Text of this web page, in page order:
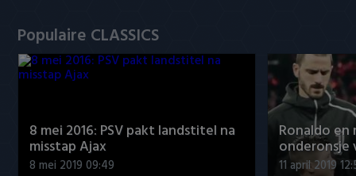
Populaire CLASSICS
8 mei 2016: PSV pakt landstitel na
misstap Ajax
8 mei 2019 09:49
Ronaldo
onderonsje
11 april 2019